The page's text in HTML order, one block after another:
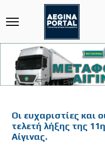
Οι ευχαριστίες και
τελετή λήξης της
Αίγινας.